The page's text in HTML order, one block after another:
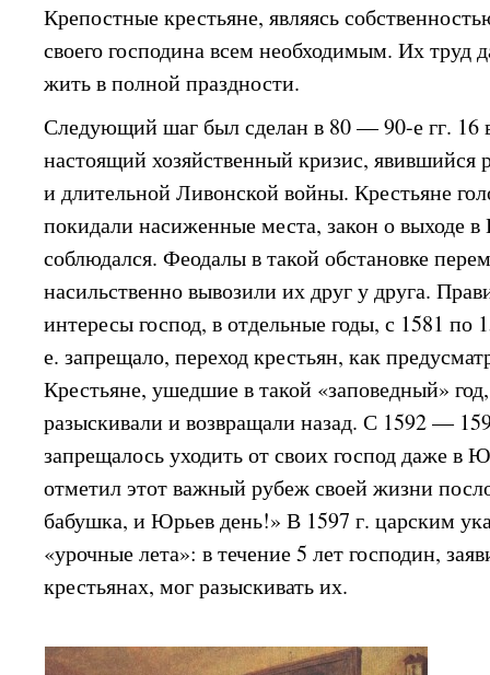
Крепостные крестьяне, являясь
своего господина всем необходимым. Их труд
жить в полной праздности.
Следующий шаг был сделан в 80 — 90-е гг. 16
настоящий хозяйственный кризис, явившийся
и длительной Ливонской войны. Крестьяне
покидали насиженные места, закон о выходе
соблюдался. Феодалы в такой обстановке
насильственно вывозили их друг у друга.
интересы господ, в отдельные годы, с 1581 по
е. запрещало, переход крестьян, как
Крестьяне, ушедшие в такой «заповедный»
разыскивали и возвращали назад. С 1592 —
запрещалось уходить от своих господ даже в
отметил этот важный рубеж своей жизни
бабушка, и Юрьев день!» В 1597 г. царским
«урочные лета»: в течение 5 лет господин,
крестьянах, мог разыскивать их.